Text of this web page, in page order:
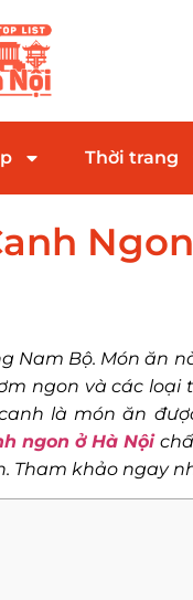
Thời trang
Nam Bộ. Món ăn
ngon và các loại
là món ăn
ngon ở Hà Nội
Tham khảo ngay